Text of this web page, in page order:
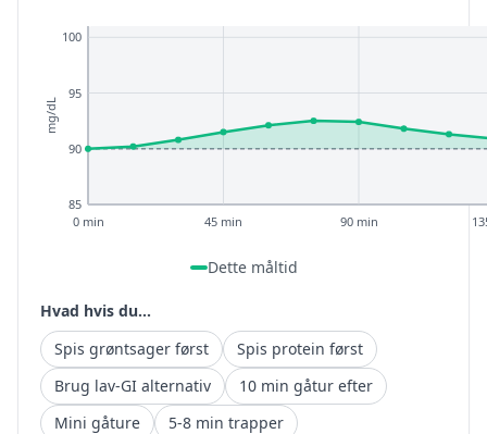
85
90
95
100
0 min 45 min 90 min
mg/dL
Dette måltid
Hvad hvis du...
Spis grøntsager først
Spis protein først
Brug lav-GI alternativ
10 min gåtur efter
Mini gåture
5-8 min trapper